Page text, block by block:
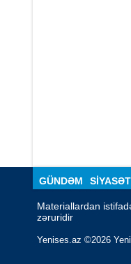
GÜNDƏM SİYASƏT
Materiallardan
zəruridir
Yenises.az ©2026